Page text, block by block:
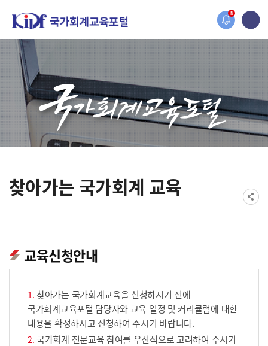
N
홈페이지가 새롭게 개편되었습니다.
한국조세재정연구원홈페이지가 새롭게 개설되었습니다.
찾아가는 국가회계 교육
교육신청안내
찾아가는 국가회계교육을 신청하시기 전에
국가회계교육포털 담당자와 교육 일정 및 커리큘럼에 대한
내용을 확정하시고 신청하여 주시기 바랍니다.
국가회계 전문교육 참여를 우선적으로 고려하여 주시기